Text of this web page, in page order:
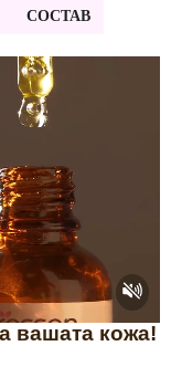
СОСТАВ
вашата кожа!